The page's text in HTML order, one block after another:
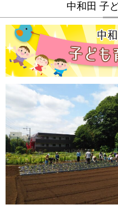
中和田 子